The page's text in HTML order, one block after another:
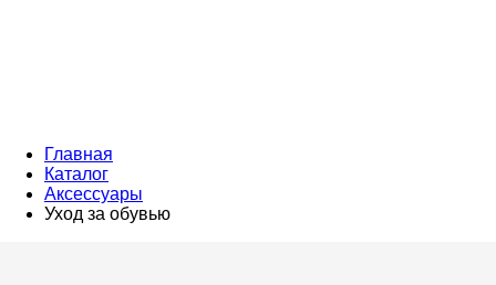
Главная
Каталог
Аксессуары
Уход за обувью